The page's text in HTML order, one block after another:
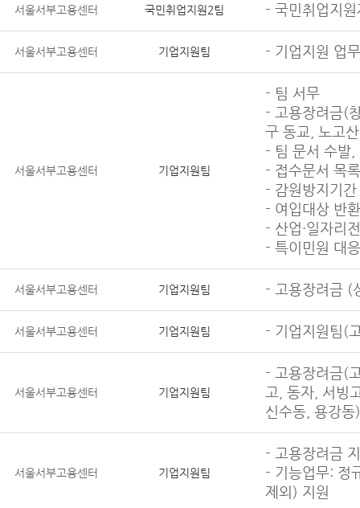
서울서부고용센터 국민취업지원2팀 - 국민취업지
서울서부고용센터 기업지원팀 - 기업지원 업
서울서부고용센터 기업지원팀
- 팀 서무
- 고용장려금(
구 동교, 노고
- 팀 문서 수발,
- 접수문서 목
- 감원방지기
- 여입대상 반
- 산업·일자리
- 특이민원 대응
서울서부고용센터 기업지원팀 - 고용장려금 (
서울서부고용센터 기업지원팀 - 기업지원팀(
서울서부고용센터 기업지원팀
- 고용장려금(
고, 동자, 서빙
신수동, 용강동)
서울서부고용센터 기업지원팀
- 고용장려금
- 기능업무: 정
제외) 지원